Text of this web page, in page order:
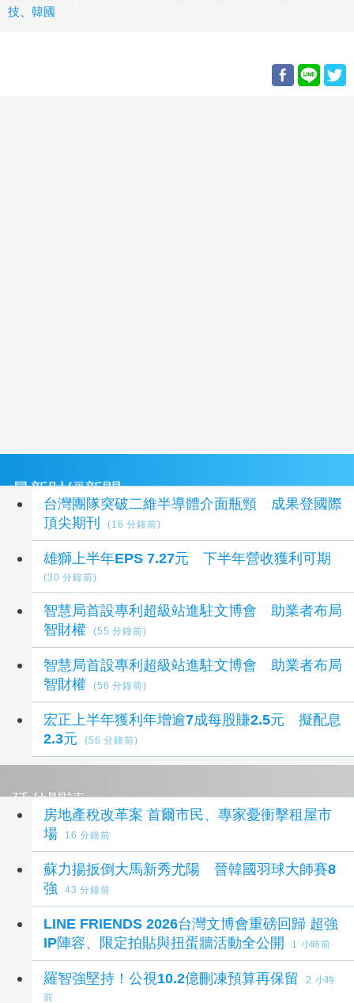
技
韓國
最新財經新聞
台灣團隊突破二維半導體介面瓶頸 成果登國際
頂尖期刊
(16 分鐘前)
雄獅上半年EPS 7.27元 下半年營收獲利可期
(30 分鐘前)
智慧局首設專利超級站進駐文博會 助業者布局
智財權
(55 分鐘前)
智慧局首設專利超級站進駐文博會 助業者布局
智財權
(56 分鐘前)
宏正上半年獲利年增逾7成每股賺2.5元 擬配息
2.3元
(56 分鐘前)
延伸閱讀
房地產稅改革案 首爾市民、專家憂衝擊租屋市
場
16 分鐘前
蘇力揚扳倒大馬新秀尤陽 晉韓國羽球大師賽8
強
43 分鐘前
LINE FRIENDS 2026台灣文博會重磅回歸 超強
IP陣容、限定拍貼與扭蛋牆活動全公開
1 小時前
羅智強堅持！公視10.2億刪凍預算再保留
2 小時
前